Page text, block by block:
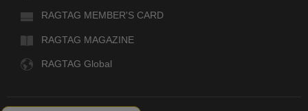
RAGTAG MEMBER'S CARD
RAGTAG MAGAZINE
RAGTAG Global